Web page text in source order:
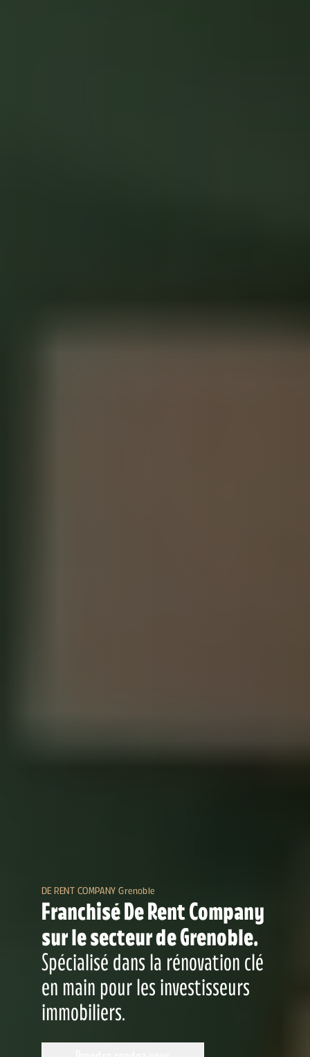
DE RENT COMPANY Grenoble
Franchisé De Rent Company
sur le secteur de Grenoble.
Spécialisé dans la rénovation clé
en main pour les investisseurs
immobiliers.